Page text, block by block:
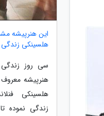
هلسینکی
سی روز زندگی
زندگی نموده